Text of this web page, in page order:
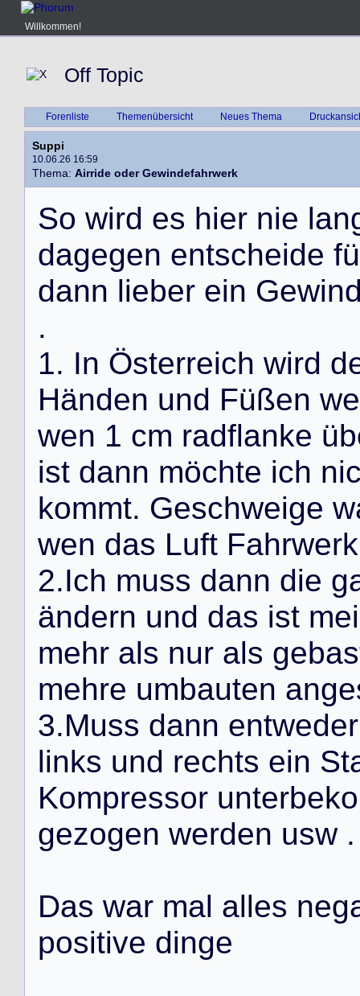
Willkommen!
Off Topic
Forenliste Themenübersicht Neues Thema
Suppi
10.06.26 16:59
Thema: Airride oder Gewindefahrwerk
So wird es hier nie lan
dagegen entscheide fü
dann lieber ein Gewin
.
1. In Österreich wird d
Händen und Füßen we
wen 1 cm radflanke üb
ist dann möchte ich ni
kommt. Geschweige w
wen das Luft Fahrwerk
2.Ich muss dann die g
ändern und das ist mei
mehr als nur als gebas
mehre umbauten ange
3.Muss dann entweder
links und rechts ein St
Kompressor unterbeko
gezogen werden usw .
Das war mal alles neg
positive dinge